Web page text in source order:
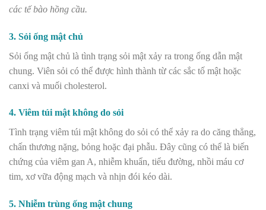
các tế bào hồng cầu.
3. Sỏi ống mật chủ
Sỏi ống mật chủ là tình trạng sỏi mật xảy ra trong ống dẫn mật
chung. Viên sỏi có thể được hình thành từ các sắc tố mật hoặc
canxi và muối cholesterol.
4. Viêm túi mật không do sỏi
Tình trạng viêm túi mật không do sỏi có thể xảy ra do căng thẳng,
chấn thương nặng, bỏng hoặc đại phẫu. Đây cũng có thể là biến
chứng của viêm gan A, nhiễm khuẩn, tiểu đường, nhồi máu cơ
tim, xơ vữa động mạch và nhịn đói kéo dài.
5. Nhiễm trùng ống mật chung